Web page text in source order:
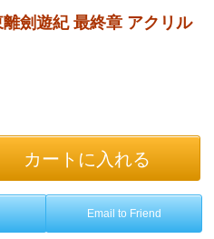
劍遊紀 最終章 アクリル
カートに入れる
Email to Friend